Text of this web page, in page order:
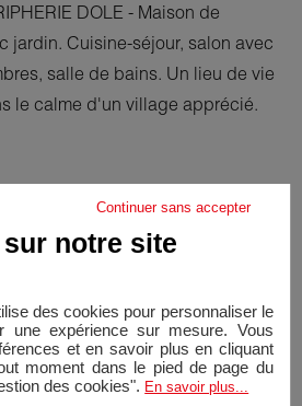
DOLE - Maison de
jardin. Cuisine-séjour, salon avec
salle de bains. Un lieu de vie
le calme d'un village apprécié.
Continuer sans accepter
notre site
des cookies pour personnaliser le
une expérience sur mesure. Vous
et en savoir plus en cliquant
moment dans le pied de page du
des cookies". En savoir plus...